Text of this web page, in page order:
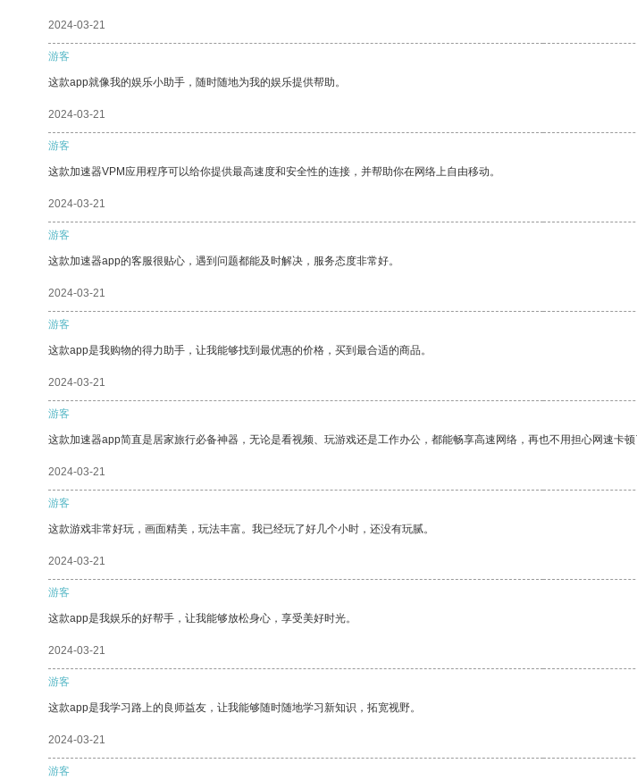
2024-03-21
游客
这款app就像我的娱乐小助手，随时随地为我的娱乐提供帮助。
2024-03-21
游客
这款加速器VPM应用程序可以给你提供最高速度和安全性的连接，并帮助你在网络上自由移动。
2024-03-21
游客
这款加速器app的客服很贴心，遇到问题都能及时解决，服务态度非常好。
2024-03-21
游客
这款app是我购物的得力助手，让我能够找到最优惠的价格，买到最合适的商品。
2024-03-21
游客
这款加速器app简直是居家旅行必备神器，无论是看视频、玩游戏还是工作办公，都能畅享高速网络，再也不用担心网速卡
2024-03-21
游客
这款游戏非常好玩，画面精美，玩法丰富。我已经玩了好几个小时，还没有玩腻。
2024-03-21
游客
这款app是我娱乐的好帮手，让我能够放松身心，享受美好时光。
2024-03-21
游客
这款app是我学习路上的良师益友，让我能够随时随地学习新知识，拓宽视野。
2024-03-21
游客